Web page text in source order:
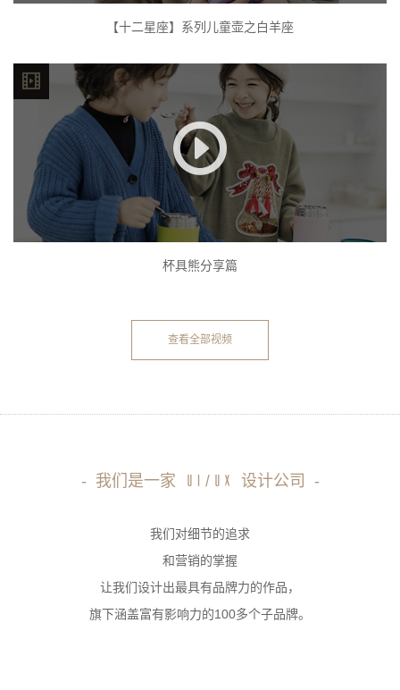
【十二星座】系列儿童壶之白羊座
杯具熊分享篇
查看全部视频
- 我们是一家 UI/UX 设计公司 -
我们对细节的追求
和营销的掌握
让我们设计出最具有品牌力的作品，
旗下涵盖富有影响力的100多个子品牌。